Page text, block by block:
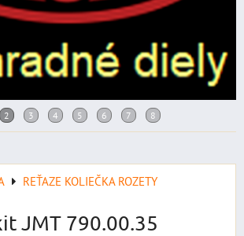
REŤAZE KOLIEČKA ROZETY
JMT 790.00.35